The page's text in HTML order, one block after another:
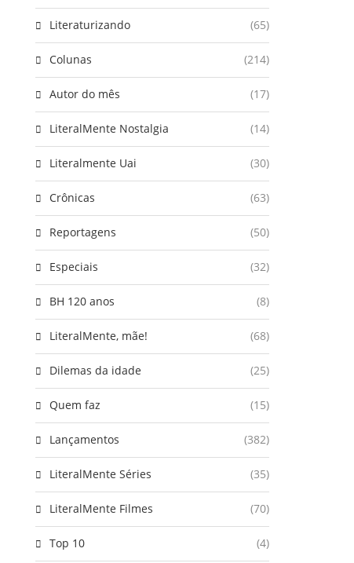
Literaturizando (65)
Colunas (214)
Autor do mês (17)
LiteralMente Nostalgia (14)
Literalmente Uai (30)
Crônicas (63)
Reportagens (50)
Especiais (32)
BH 120 anos (8)
LiteralMente, mãe! (68)
Dilemas da idade (25)
Quem faz (15)
Lançamentos (382)
LiteralMente Séries (35)
LiteralMente Filmes (70)
Top 10 (4)